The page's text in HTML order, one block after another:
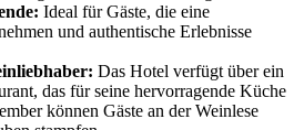
Ideal für Gäste, die eine
und authentische Erlebnisse
Das Hotel verfügt über ein
das für seine hervorragende Küche
können Gäste an der Weinlese